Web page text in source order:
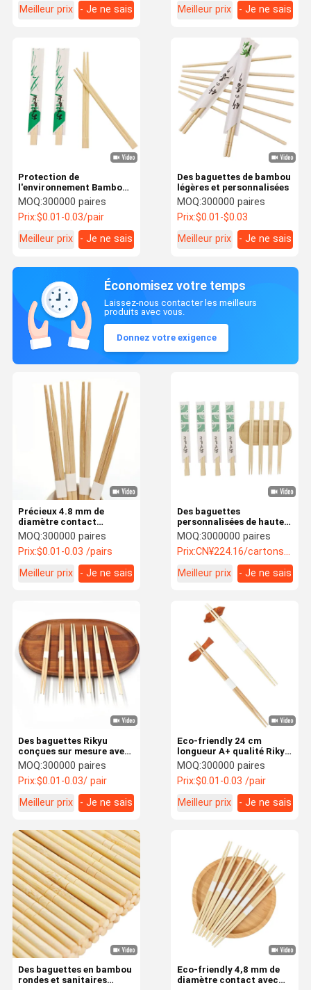
À La Maison Produits
À Propos De
Meilleur prix
- Je ne sais
Meilleur prix
- Je ne sais
Protection de
l'environnement Bambous
personnalisés pour
mariage et fête
MOQ:300000 paires
Prix:$0.01-0.03/pair
Meilleur prix
- Je ne sais
Des baguettes de bambou
légères et personnalisées
MOQ:300000 paires
Prix:$0.01-$0.03
Meilleur prix
- Je ne sais
Économisez votre temps
Laissez-nous contacter les meilleurs
produits avec vous.
Donnez votre exigence
Des baguettes
personnalisées de haute
technologie pour les
restaurants Portables,
pratiques à emporter
MOQ:3000000 paires
Prix:CN¥224.16/cartons 50-99 cartons
Meilleur prix
- Je ne sais
Précieux 4.8 mm de
diamètre contact
alimentaire sûr surface
lisse baguettes de
bambou baguettes Rikyu
MOQ:300000 paires
Prix:$0.01-0.03 /pairs
Meilleur prix
- Je ne sais
Eco-friendly 24 cm
longueur A+ qualité Rikyu
Bamboo baguettes avec
logo personnalisé
MOQ:300000 paires
Prix:$0.01-0.03 /pair
Meilleur prix
- Je ne sais
Des baguettes Rikyu
conçues sur mesure avec
un design 100% naturel de
bambou Moso sans
danger pour la nourriture
et ergonomique
MOQ:300000 paires
Prix:$0.01-0.03/ pair
Meilleur prix
- Je ne sais
Eco-friendly 4,8 mm de
diamètre contact avec
Des baguettes en bambou
rondes et sanitaires